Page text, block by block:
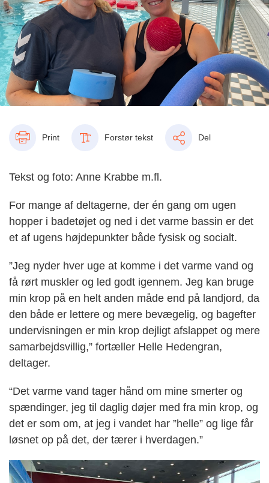
Print Forstør tekst Del
Tekst og foto: Anne Krabbe m.fl.
For mange af deltagerne, der én gang om ugen
hopper i badetøjet og ned i det varme bassin er det
et af ugens højdepunkter både fysisk og socialt.
”Jeg nyder hver uge at komme i det varme vand og
få rørt muskler og led godt igennem. Jeg kan bruge
min krop på en helt anden måde end på landjord, da
den både er lettere og mere bevægelig, og bagefter
undervisningen er min krop dejligt afslappet og mere
samarbejdsvillig,” fortæller Helle Hedengran,
deltager.
“Det varme vand tager hånd om mine smerter og
spændinger, jeg til daglig døjer med fra min krop, og
det er som om, at jeg i vandet har ”helle” og lige får
løsnet op på det, der tærer i hverdagen.”